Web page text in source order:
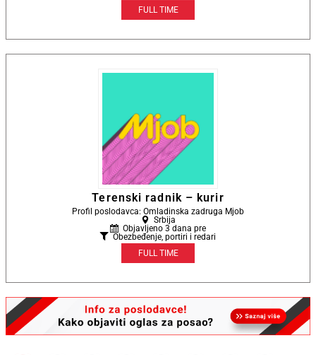
FULL TIME
Terenski radnik – kurir
Profil poslodavca: Omladinska zadruga Mjob
Srbija
Objavljeno 3 dana pre
Obezbeđenje, portiri i redari
FULL TIME